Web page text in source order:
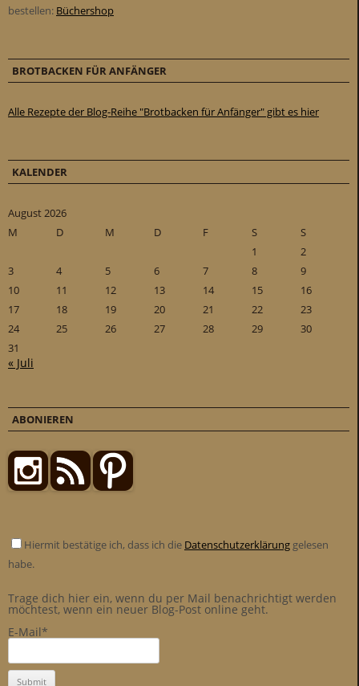
bestellen: Büchershop
BROTBACKEN FÜR ANFÄNGER
Alle Rezepte der Blog-Reihe "Brotbacken für Anfänger" gibt es hier
KALENDER
August 2026
M
D M D F S
S
1
2
3
4 5 6 7 8
9
10
11 12 13 14 15
16
17
18 19 20 21 22
23
24
25 26 27 28 29
30
31
« Juli
ABONIEREN
Hiermit bestätige ich, dass ich die Datenschutzerklärung gelesen
habe.
Trage dich hier ein, wenn du per Mail benachrichtigt werden
möchtest, wenn ein neuer Blog-Post online geht.
E-Mail*